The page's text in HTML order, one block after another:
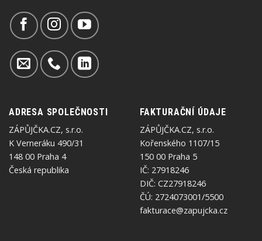
ADRESA SPOLEČNOSTI
ZÁPŮJČKA.CZ, s.r.o.
K Verneráku 490/31
148 00 Praha 4
Česká republika
FAKTURAČNÍ ÚDAJE
ZÁPŮJČKA.CZ, s.r.o.
Kořenského 1107/15
150 00 Praha 5
IČ: 27918246
DIČ: CZ27918246
ČÚ: 2724073001/5500
fakturace@zapujcka.cz